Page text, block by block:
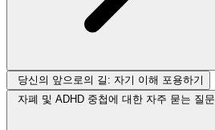
당신의 앞으로의 길: 자기 이해 포용하기
자폐 및 ADHD 중첩에 대한 자주 묻는 질문